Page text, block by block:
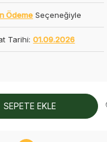
Ödeme Seçeneğiyle
Tarihi:01.09.2026
SEPETE EKLE